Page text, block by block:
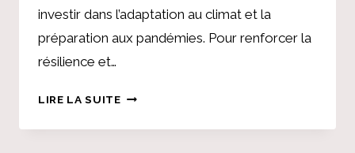
investir dans l’adaptation au climat et la
préparation aux pandémies. Pour renforcer la
résilience et…
LIRE LA SUITERENFORCER
RÉSILIENCE